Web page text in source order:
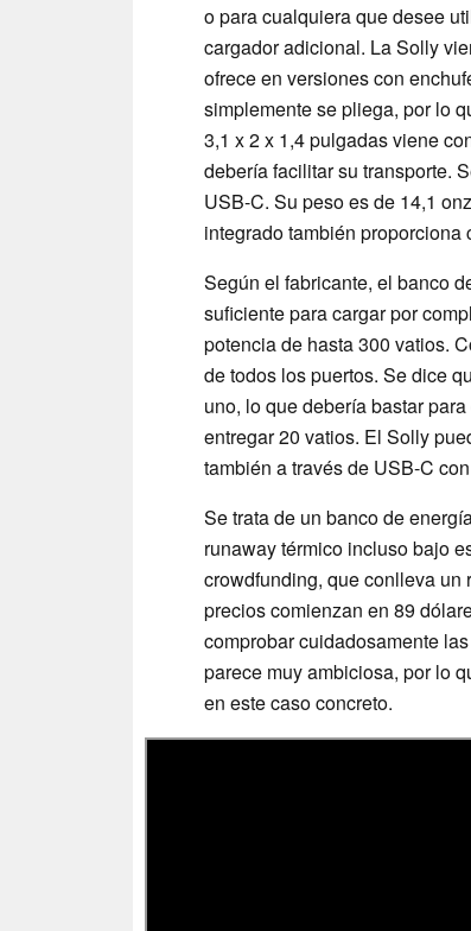
o para cualquiera que desee
cargador adicional. La Solly
ofrece en versiones con
simplemente se pliega, por lo
3,1 x 2 x 1,4 pulgadas viene
debería facilitar su transporte.
USB-C. Su peso es de 14,1
integrado también proporciona
Según el fabricante, el banco
suficiente para cargar por
potencia de hasta 300 vatios.
de todos los puertos. Se dice
uno, lo que debería bastar
entregar 20 vatios. El Solly
también a través de USB-C
Se trata de un banco de
runaway térmico incluso bajo
crowdfunding, que conlleva
precios comienzan en 89
comprobar cuidadosamente
parece muy ambiciosa, por lo
en este caso concreto.